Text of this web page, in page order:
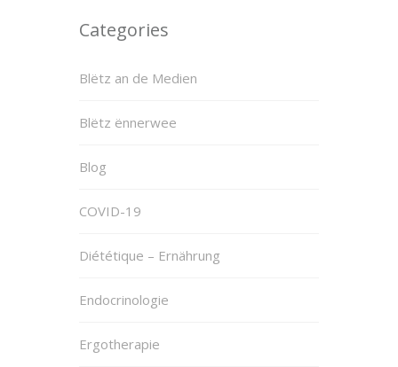
Categories
Blëtz an de Medien
Blëtz ënnerwee
Blog
COVID-19
Diététique – Ernährung
Endocrinologie
Ergotherapie